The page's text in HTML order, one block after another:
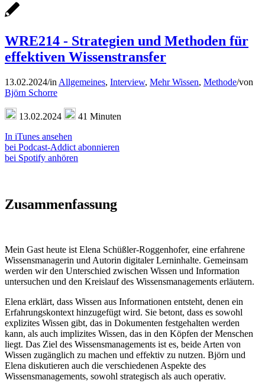
WRE214 - Strategien und Methoden für
effektiven Wissenstransfer
13.02.2024/in Allgemeines, Interview, Mehr Wissen, Methode/von
Björn Schorre
13.02.2024
41 Minuten
In iTunes ansehen
bei Podcast-Addict abonnieren
bei Spotify anhören
Zusammenfassung
Mein Gast heute ist Elena Schüßler-Roggenhofer, eine erfahrene
Wissensmanagerin und Autorin digitaler Lerninhalte. Gemeinsam
werden wir den Unterschied zwischen Wissen und Information
untersuchen und den Kreislauf des Wissensmanagements erläutern.
Elena erklärt, dass Wissen aus Informationen entsteht, denen ein
Erfahrungskontext hinzugefügt wird. Sie betont, dass es sowohl
explizites Wissen gibt, das in Dokumenten festgehalten werden
kann, als auch implizites Wissen, das in den Köpfen der Menschen
liegt. Das Ziel des Wissensmanagements ist es, beide Arten von
Wissen zugänglich zu machen und effektiv zu nutzen. Björn und
Elena diskutieren auch die verschiedenen Aspekte des
Wissensmanagements, sowohl strategisch als auch operativ.